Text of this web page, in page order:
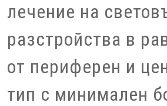
лечение на
разстройства в
от периферен и
тип с минимален